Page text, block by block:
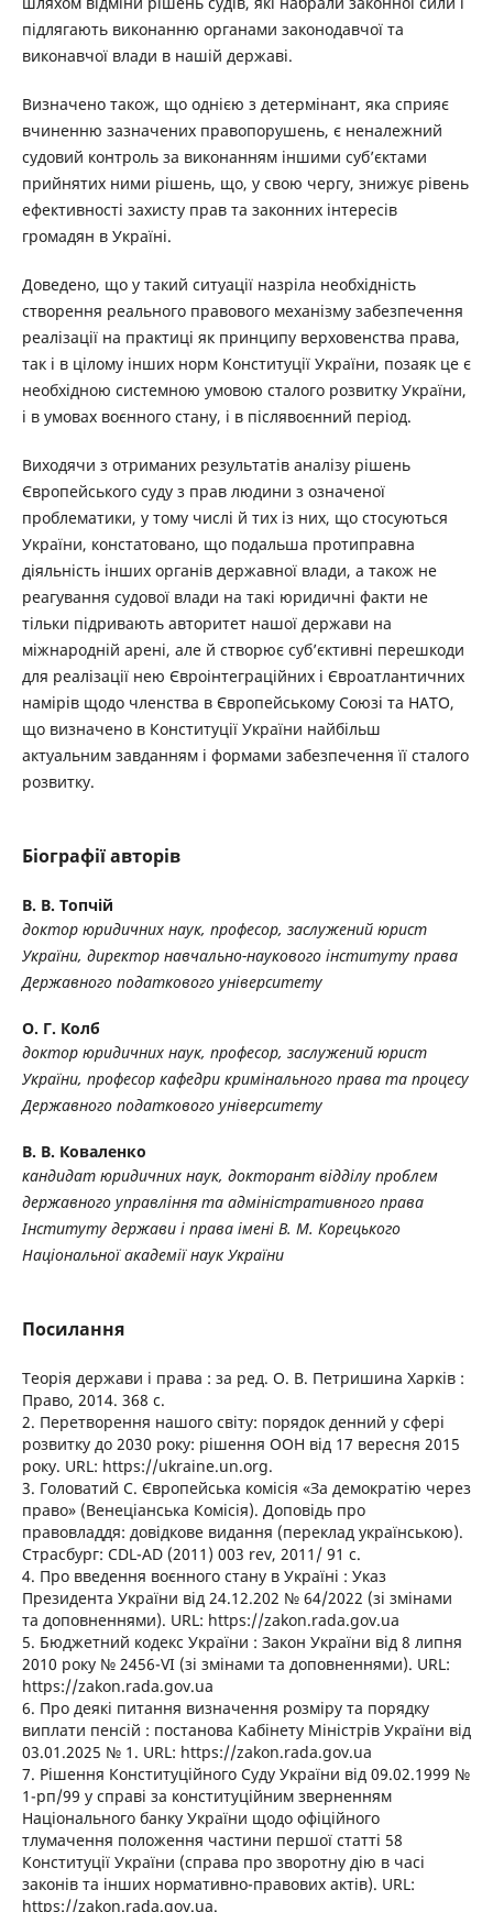
підлягають виконанню органами законодавчої та
виконавчої влади в нашій державі.
Визначено також, що однією з детермінант, яка сприяє
вчиненню зазначених правопорушень, є неналежний
судовий контроль за виконанням іншими суб’єктами
прийнятих ними рішень, що, у свою чергу, знижує рівень
ефективності захисту прав та законних інтересів
громадян в Україні.
Доведено, що у такий ситуації назріла необхідність
створення реального правового механізму забезпечення
реалізації на практиці як принципу верховенства права,
так і в цілому інших норм Конституції України, позаяк це є
необхідною системною умовою сталого розвитку України,
і в умовах воєнного стану, і в післявоєнний період.
Виходячи з отриманих результатів аналізу рішень
Європейського суду з прав людини з означеної
проблематики, у тому числі й тих із них, що стосуються
України, констатовано, що подальша протиправна
діяльність інших органів державної влади, а також не
реагування судової влади на такі юридичні факти не
тільки підривають авторитет нашої держави на
міжнародній арені, але й створює суб’єктивні перешкоди
для реалізації нею Євроінтеграційних і Євроатлантичних
намірів щодо членства в Європейському Союзі та НАТО,
що визначено в Конституції України найбільш
актуальним завданням і формами забезпечення її сталого
розвитку.
Біографії авторів
В. В. Топчій
доктор юридичних наук, професор, заслужений юрист
України, директор навчально-наукового інституту права
Державного податкового університету
О. Г. Колб
доктор юридичних наук, професор, заслужений юрист
України, професор кафедри кримінального права та процесу
Державного податкового університету
В. В. Коваленко
кандидат юридичних наук, докторант відділу проблем
державного управління та адміністративного права
Інституту держави і права імені В. М. Корецького
Національної академії наук України
Посилання
Теорія держави і права : за ред. О. В. Петришина Харків :
Право, 2014. 368 с.
2. Перетворення нашого світу: порядок денний у сфері
розвитку до 2030 року: рішення ООН від 17 вересня 2015
року. URL: https://ukraine.un.org.
3. Головатий С. Європейська комісія «За демократію через
право» (Венеціанська Комісія). Доповідь про
правовладдя: довідкове видання (переклад українською).
Страсбург: CDL-AD (2011) 003 rev, 2011/ 91 с.
4. Про введення воєнного стану в Україні : Указ
Президента України від 24.12.202 № 64/2022 (зі змінами
та доповненнями). URL: https://zakon.rada.gov.ua
5. Бюджетний кодекс України : Закон України від 8 липня
2010 року № 2456-VI (зі змінами та доповненнями). URL:
https://zakon.rada.gov.ua
6. Про деякі питання визначення розміру та порядку
виплати пенсій : постанова Кабінету Міністрів України від
03.01.2025 № 1. URL: https://zakon.rada.gov.ua
7. Рішення Конституційного Суду України від 09.02.1999 №
1-рп/99 у справі за конституційним зверненням
Національного банку України щодо офіційного
тлумачення положення частини першої статті 58
Конституції України (справа про зворотну дію в часі
законів та інших нормативно-правових актів). URL:
https://zakon.rada.gov.ua.